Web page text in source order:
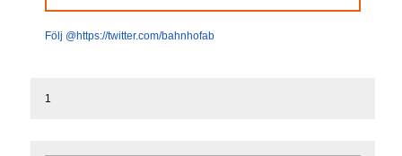
Följ @https://twitter.com/bahnhofab
1